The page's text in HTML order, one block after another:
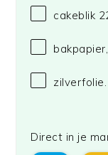
cakeblik
bakpapier,
zilverfolie.
Direct in je